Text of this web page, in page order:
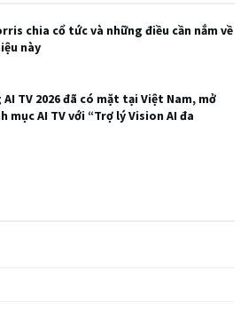
chia cổ tức và những điều cần nắm về
này
AI TV 2026 đã có mặt tại Việt Nam, mở
mục AI TV với “Trợ lý Vision AI đa